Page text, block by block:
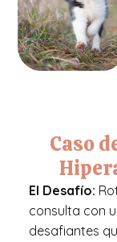
Caso
El Desafío:
consulta con
desafiantes